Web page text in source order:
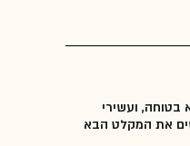
בטוחה, ועשירי
את המקלט הבא